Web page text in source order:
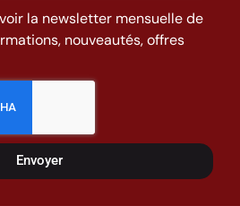
la newsletter mensuelle de
nouveautés, offres
Envoyer